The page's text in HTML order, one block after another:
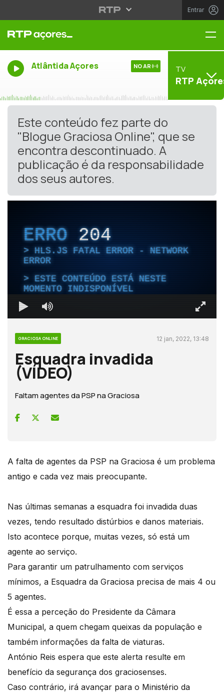
Entrar
Atlântida Açores NO AR TV
RTP
Este conteúdo fez parte do
"Blogue Graciosa Online", que se
encontra descontinuado. A
publicação é da responsabilidade
dos seus autores.
ERRO204
HLS.JS FATAL ERROR - NETWORK
ERROR
ESTE CONTEÚDO ESTÁ NESTE
MOMENTO INDISPONÍVEL
GRACIOSA ONLINE 12 jan, 2022, 13:48
Esquadra invadida
(VÍDEO)
Faltam agentes da PSP na Graciosa
A falta de agentes da PSP na Graciosa é um problema
antigo e cada vez mais preocupante.
Nas últimas semanas a esquadra foi invadida duas
vezes, tendo resultado distúrbios e danos materiais.
Isto acontece porque, muitas vezes, só está um
agente ao serviço.
Para garantir um patrulhamento com serviços
mínimos, a Esquadra da Graciosa precisa de mais 4 ou
5 agentes.
É essa a perceção do Presidente da Câmara
Municipal, a quem chegam queixas da população e
também informações da falta de viaturas.
António Reis espera que este alerta resulte em
benefício da segurança dos graciosenses.
Caso contrário, irá avançar para o Ministério da